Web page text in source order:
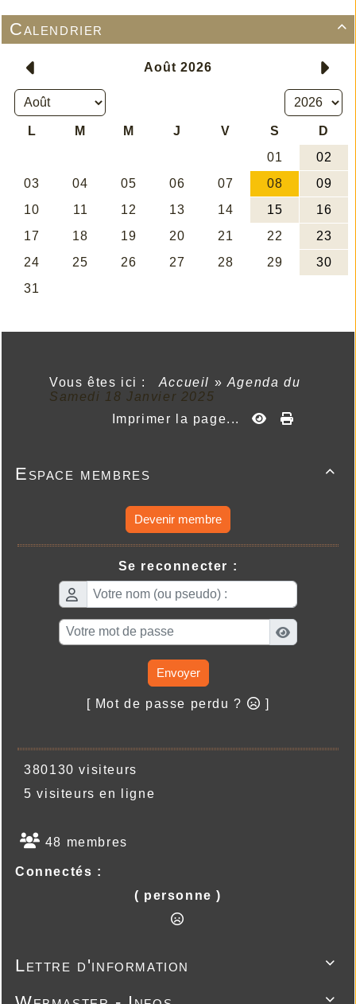

Calendrier
Vous êtes ici : Accueil » Agenda du
Samedi 18 Janvier 2025
Imprimer la page...

Espace membres
Devenir membre
Se reconnecter :
Envoyer
[ Mot de passe perdu ? ]
380130 visiteurs
5 visiteurs en ligne
48 membres
Connectés :
( personne )

Lettre d'information
